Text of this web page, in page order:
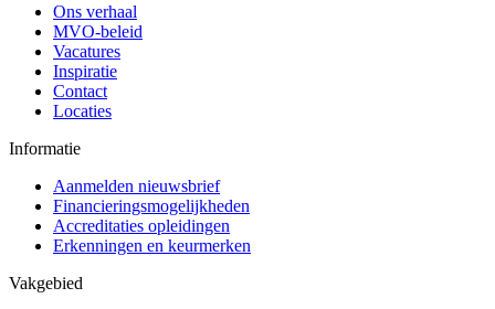
Ons verhaal
MVO-beleid
Vacatures
Inspiratie
Contact
Locaties
Informatie
Aanmelden nieuwsbrief
Financieringsmogelijkheden
Accreditaties opleidingen
Erkenningen en keurmerken
Vakgebied